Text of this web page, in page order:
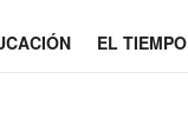
EL TIEMPO